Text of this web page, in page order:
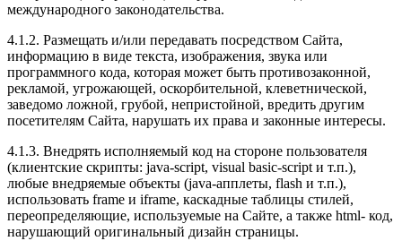
международного законодательства.
4.1.2. Размещать и/или передавать посредством Сайта,
информацию в виде текста, изображения, звука или
программного кода, которая может быть противозаконной,
рекламой, угрожающей, оскорбительной, клеветнической,
заведомо ложной, грубой, непристойной, вредить другим
посетителям Сайта, нарушать их права и законные интересы.
4.1.3. Внедрять исполняемый код на стороне пользователя
(клиентские скрипты: java-script, visual basic-script и т.п.),
любые внедряемые объекты (java-апплеты, flash и т.п.),
использовать frame и iframe, каскадные таблицы стилей,
переопределяющие, используемые на Сайте, а также html- код,
нарушающий оригинальный дизайн страницы.